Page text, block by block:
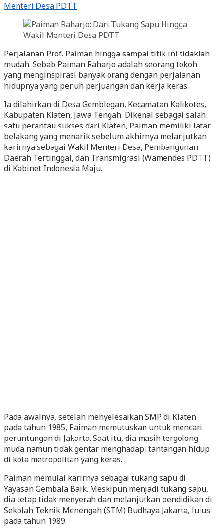
Perjalanan Prof. Paiman hingga sampai titik ini tidaklah
mudah. Sebab Paiman Raharjo adalah seorang tokoh
yang menginspirasi banyak orang dengan perjalanan
hidupnya yang penuh perjuangan dan kerja keras.
Ia dilahirkan di Desa Gemblegan, Kecamatan Kalikotes,
Kabupaten Klaten, Jawa Tengah. Dikenal sebagai salah
satu perantau sukses dari Klaten, Paiman memiliki latar
belakang yang menarik sebelum akhirnya melanjutkan
karirnya sebagai Wakil Menteri Desa, Pembangunan
Daerah Tertinggal, dan Transmigrasi (Wamendes PDTT)
di Kabinet Indonesia Maju.
Pada awalnya, setelah menyelesaikan SMP di Klaten
pada tahun 1985, Paiman memutuskan untuk mencari
peruntungan di Jakarta. Saat itu, dia masih tergolong
muda namun tidak gentar menghadapi tantangan hidup
di kota metropolitan yang keras.
Paiman memulai karirnya sebagai tukang sapu di
Yayasan Gembala Baik. Meskipun menjadi tukang sapu,
dia tetap tidak menyerah dan melanjutkan pendidikan di
Sekolah Teknik Menengah (STM) Budhaya Jakarta, lulus
pada tahun 1989.